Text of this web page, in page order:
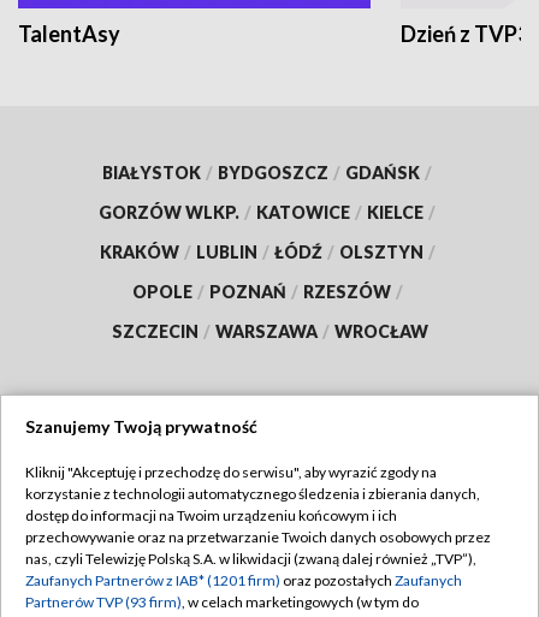
TalentAsy Dzień z TVP3
BIAŁYSTOK / BYDGOSZCZ / GDAŃSK /
GORZÓW WLKP. / KATOWICE / KIELCE /
KRAKÓW / LUBLIN / ŁÓDŹ / OLSZTYN /
OPOLE / POZNAŃ / RZESZÓW /
SZCZECIN / WARSZAWA / WROCŁAW
TVP
Abonament TVP
Emisja w TVP
Regulamin TVP
Polityka prywatności
Szanujemy Twoją prywatność
Kliknij "Akceptuję i przechodzę do serwisu", aby wyrazić zgody na
korzystanie z technologii automatycznego śledzenia i zbierania danych,
dostęp do informacji na Twoim urządzeniu końcowym i ich
przechowywanie oraz na przetwarzanie Twoich danych osobowych przez
nas, czyli Telewizję Polską S.A. w likwidacji (zwaną dalej również „TVP”),
Zaufanych Partnerów z IAB* (1201 firm) oraz pozostałych Zaufanych
Partnerów TVP (93 firm), w celach marketingowych (w tym do